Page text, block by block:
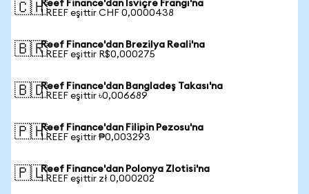
🇨🇭Reef Finance'dan İsviçre Frangı'na
1 REEF eşittir CHF 0,0000438
🇧🇷Reef Finance'dan Brezilya Reali'na
1 REEF eşittir R$0,000275
🇧🇩Reef Finance'dan Bangladeş Takası'na
1 REEF eşittir ৳0,006689
🇵🇭Reef Finance'dan Filipin Pezosu'na
1 REEF eşittir ₱0,003293
🇵🇱Reef Finance'dan Polonya Zlotisi'na
1 REEF eşittir zł 0,000202